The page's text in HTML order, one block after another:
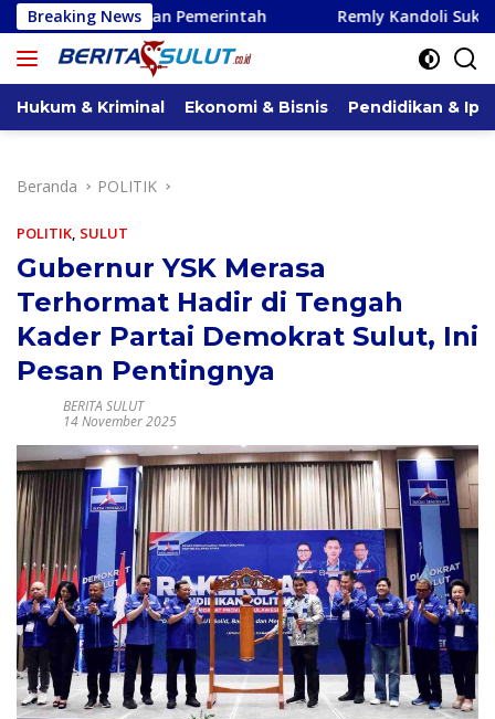
Langsung
ke
konten
Breaking News
Pemerintah Remly Kandoli Sukses Perjuangkan
Hukum & Kriminal Ekonomi & Bisnis Pendidikan &
Beranda POLITIK
POLITIK, SULUT
Gubernur YSK Merasa
Terhormat Hadir di Tengah
Kader Partai Demokrat Sulut, Ini
Pesan Pentingnya
BERITA SULUT
14 November 2025